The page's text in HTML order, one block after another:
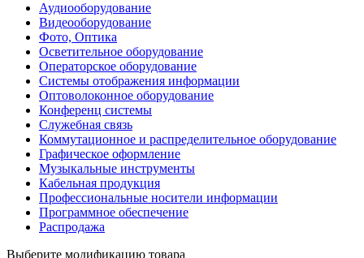
Аудиооборудование
Видеооборудование
Фото, Оптика
Осветительное оборудование
Операторское оборудование
Системы отображения информации
Оптоволоконное оборудование
Конференц системы
Служебная связь
Коммутационное и распределительное оборудование
Графическое оформление
Музыкальные инструменты
Кабельная продукция
Профессиональные носители информации
Программное обеспечение
Распродажа
Выберите модификацию товара